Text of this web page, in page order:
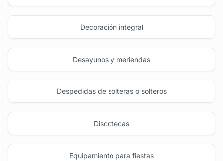
Decoración integral
Desayunos y meriendas
Despedidas de solteras o solteros
Discotecas
Equipamiento para fiestas